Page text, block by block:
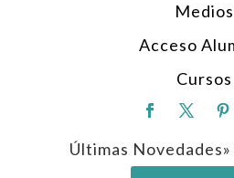
Medios
Acceso
Cursos
Últimas